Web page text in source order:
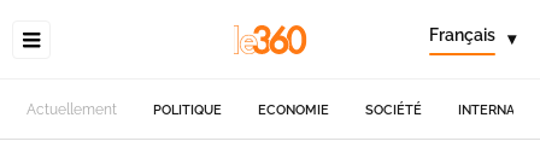
Français ▾
Actuellement POLITIQUE ECONOMIE SOCIÉTÉ